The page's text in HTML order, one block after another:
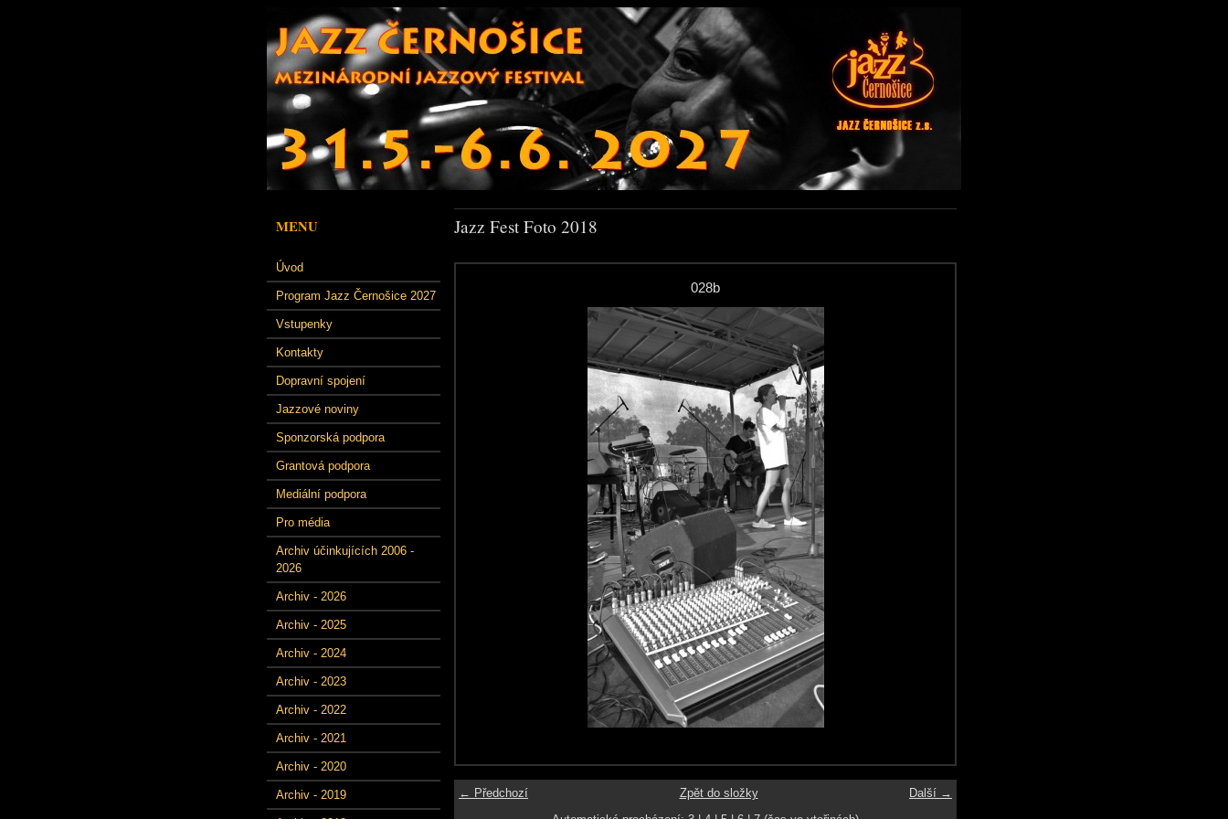
MENU
Úvod
Program Jazz Černošice 2027
Vstupenky
Kontakty
Dopravní spojení
Jazzové noviny
Sponzorská podpora
Grantová podpora
Mediální podpora
Pro média
Archiv účinkujících 2006 -
2026
Archiv - 2026
Archiv - 2025
Archiv - 2024
Archiv - 2023
Archiv - 2022
Archiv - 2021
Archiv - 2020
Archiv - 2019
Jazz Fest Foto 2018
028b
← Předchozí Další →
Zpět do složky